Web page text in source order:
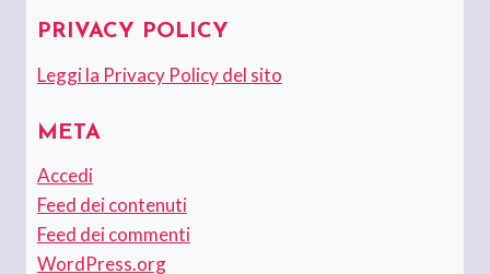
PRIVACY POLICY
Leggi la Privacy Policy del sito
META
Accedi
Feed dei contenuti
Feed dei commenti
WordPress.org